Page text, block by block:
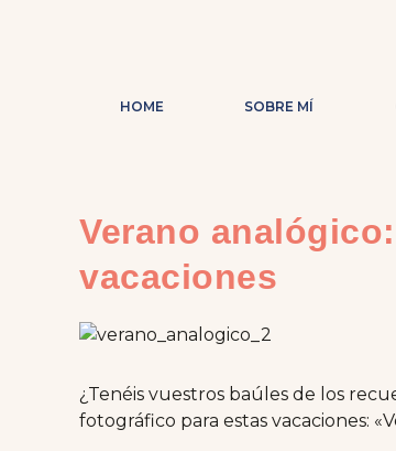
HOME SOBRE MÍ
Verano
vacaciones
¿Tenéis vuestros baúles de los
fotográfico para estas vacaciones: